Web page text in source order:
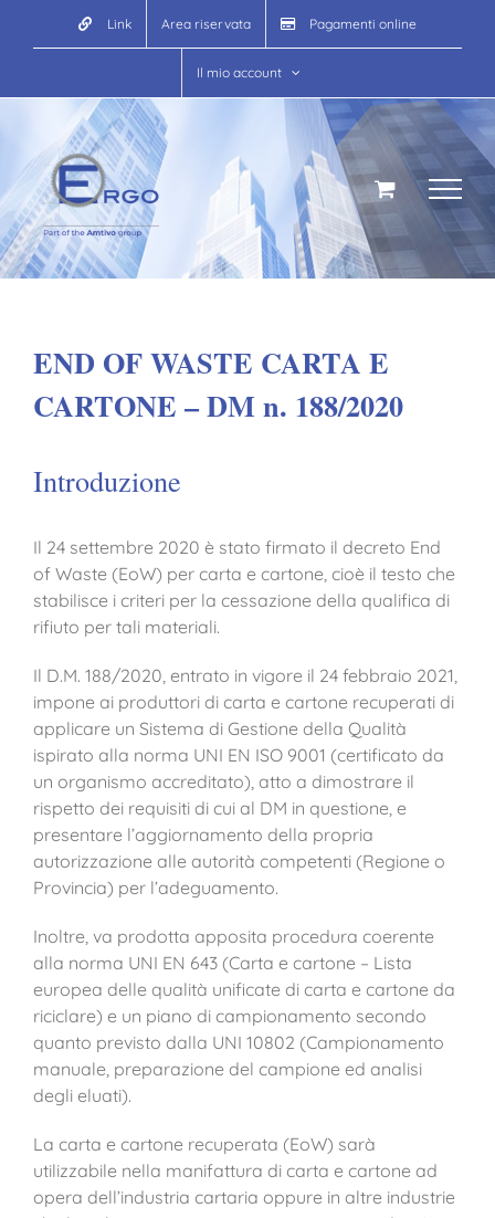
Link Area riservata Pagamenti online
Il mio account
END OF WASTE CARTA E
CARTONE – DM n. 188/2020
Introduzione
Il 24 settembre 2020 è stato firmato il decreto End
of Waste (EoW) per carta e cartone, cioè il testo che
stabilisce i criteri per la cessazione della qualifica di
rifiuto per tali materiali.
Il D.M. 188/2020, entrato in vigore il 24 febbraio 2021,
impone ai produttori di carta e cartone recuperati di
applicare un Sistema di Gestione della Qualità
ispirato alla norma UNI EN ISO 9001 (certificato da
un organismo accreditato), atto a dimostrare il
rispetto dei requisiti di cui al DM in questione, e
presentare l’aggiornamento della propria
autorizzazione alle autorità competenti (Regione o
Provincia) per l’adeguamento.
Inoltre, va prodotta apposita procedura coerente
alla norma UNI EN 643 (Carta e cartone – Lista
europea delle qualità unificate di carta e cartone da
riciclare) e un piano di campionamento secondo
quanto previsto dalla UNI 10802 (Campionamento
manuale, preparazione del campione ed analisi
degli eluati).
La carta e cartone recuperata (EoW) sarà
utilizzabile nella manifattura di carta e cartone ad
opera dell’industria cartaria oppure in altre industrie